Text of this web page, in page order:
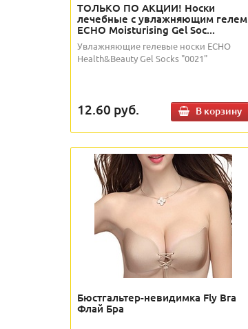
ТОЛЬКО ПО АКЦИИ! Носки
лечебные с увлажняющим гелем
ECHO Moisturising Gel Soc...
Увлажняющие гелевые носки ECHO
Health&Beauty Gel Socks "0021"
12.60 руб. В корзину
Бюстгальтер-невидимка Fly Bra
Флай Бра